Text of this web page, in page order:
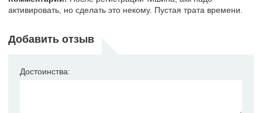
активировать, но сделать это некому. Пустая трата времени.
Добавить отзыв
Достоинства: